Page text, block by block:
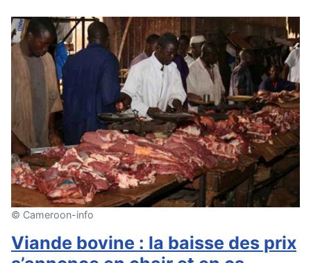
© Cameroon-info
Viande bovine : la baisse des prix